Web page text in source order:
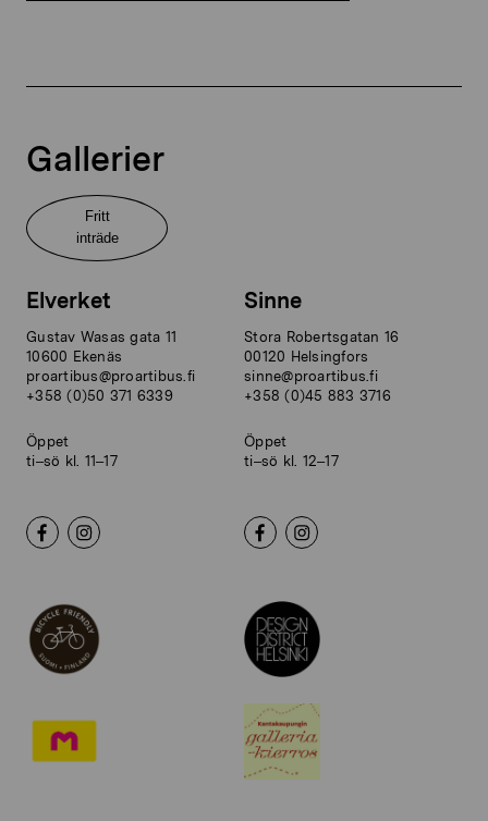
Gallerier
Fritt
inträde
Elverket
Gustav Wasas gata 11
10600 Ekenäs
proartibus@proartibus.fi
+358 (0)50 371 6339
Öppet
ti–sö kl. 11–17
Sinne
Stora Robertsgatan 16
00120 Helsingfors
sinne@proartibus.fi
+358 (0)45 883 3716
Öppet
ti–sö kl. 12–17